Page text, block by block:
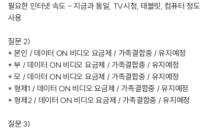
필요한 인터넷 속도 - 지금과 동일, TV시청, 태블릿, 컴퓨터 정도
사용
질문 2)
* 본인 / 데이터 ON 비디오 요금제 / 가족결합중 / 유지예정
* 부 / 데이터 ON 비디오 요금제 / 가족결합중 / 유지예정
* 모 / 데이터 ON 비디오 요금제 / 가족결합중 / 유지예정
* 형제1 / 데이터 ON 비디오 요금제 / 가족결합중 / 유지예정
* 형제2 / 데이터 ON 비디오 요금제 / 가족결합중 / 유지예정
질문 3)